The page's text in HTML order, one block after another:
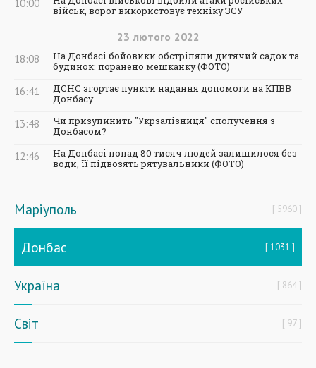
10:00
військ, ворог використовує техніку ЗСУ
23 лютого 2022
18:08
На Донбасі бойовики обстріляли дитячий садок та
будинок: поранено мешканку (ФОТО)
16:41
ДСНС згортає пункти надання допомоги на КПВВ
Донбасу
13:48
Чи призупинить "Укрзалізниця" сполучення з
Донбасом?
12:46
На Донбасі понад 80 тисяч людей залишилося без
води, її підвозять рятувальники (ФОТО)
Маріуполь 5960
Донбас 1031
Україна 864
Світ 97